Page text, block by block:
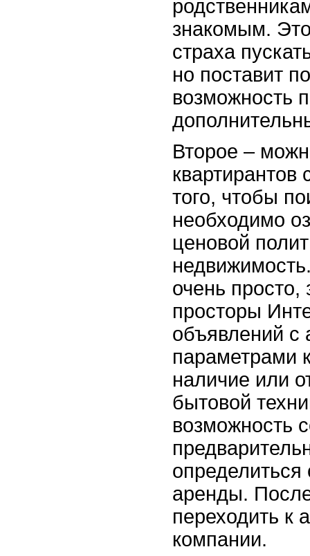
знакомым.
страха
но поставит
возможность
Второе –
квартирантов
того, чтобы
необходимо
ценовой
очень просто,
просторы
объявлений с
параметрами
наличие или
бытовой
возможность
аренды.
переходить к
компании.